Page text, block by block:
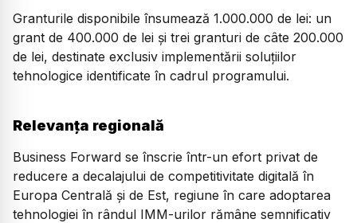
Granturile disponibile însumează 1.000.000 de lei: un
grant de 400.000 de lei și trei granturi de câte 200.000
de lei, destinate exclusiv implementării soluțiilor
tehnologice identificate în cadrul programului.
Relevanța regională
Business Forward se înscrie într-un efort privat de
reducere a decalajului de competitivitate digitală în
Europa Centrală și de Est, regiune în care adoptarea
tehnologiei în rândul IMM-urilor rămâne semnificativ